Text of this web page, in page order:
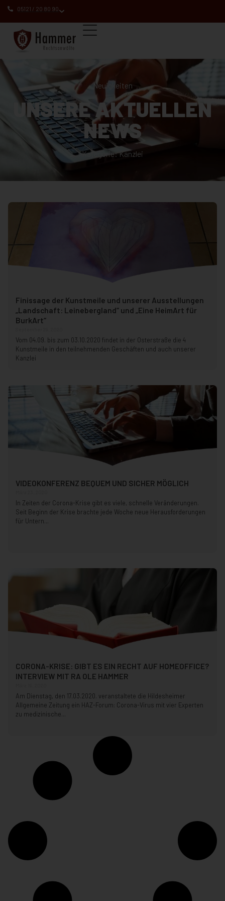
05121 / 20 80 90
Neuigkeiten
UNSERE AKTUELLEN
NEWS
Kategorie: Kanzlei
Finissage der Kunstmeile und unserer Ausstellungen
„Landschaft: Leinebergland“ und „Eine HeimArt für
BurkArt“
Vom 04.09. bis zum 03.10.2020 findet in der Osterstraße die 4
Kunstmeile in den teilnehmenden Geschäften und auch unserer
Kanzlei
VIDEOKONFERENZ BEQUEM UND SICHER MÖGLICH
In Zeiten der Corona-Krise gibt es viele, schnelle Veränderungen.
Seit Beginn der Krise brachte jede Woche neue Herausforderungen
für Untern...
CORONA-KRISE: GIBT ES EIN RECHT AUF HOMEOFFICE?
INTERVIEW MIT RA OLE HAMMER
Am Dienstag, den 17.03.2020. veranstaltete die Hildesheimer
Allgemeine Zeitung ein HAZ-Forum: Corona-Virus mit vier Experten
zu medizinische...